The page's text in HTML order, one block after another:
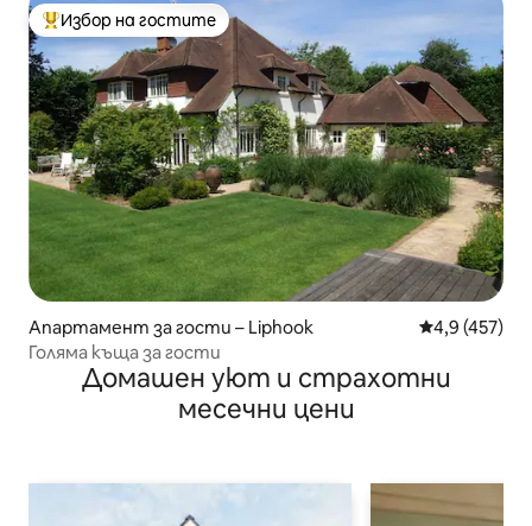
Най-популярен избор на гостите
Избор на гостите
Апартамент за гости – Liphook Средна
4,9 (457)
Голяма къща за гости
Домашен уют и страхотни
месечни цени